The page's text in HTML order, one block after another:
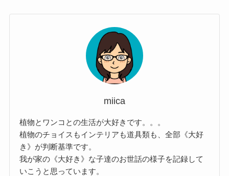
miica
植物とワンコとの生活が大好きです。。。
植物のチョイスもインテリアも道具類も、全部《大好
き》が判断基準です。
我が家の《大好き》な子達のお世話の様子を記録して
いこうと思っています。